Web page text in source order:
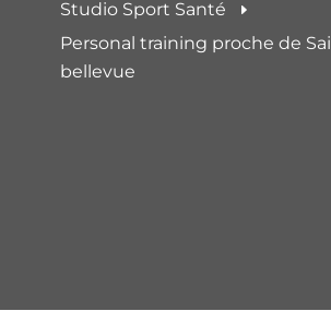
Studio Sport Santé E
Personal training proche de
bellevue